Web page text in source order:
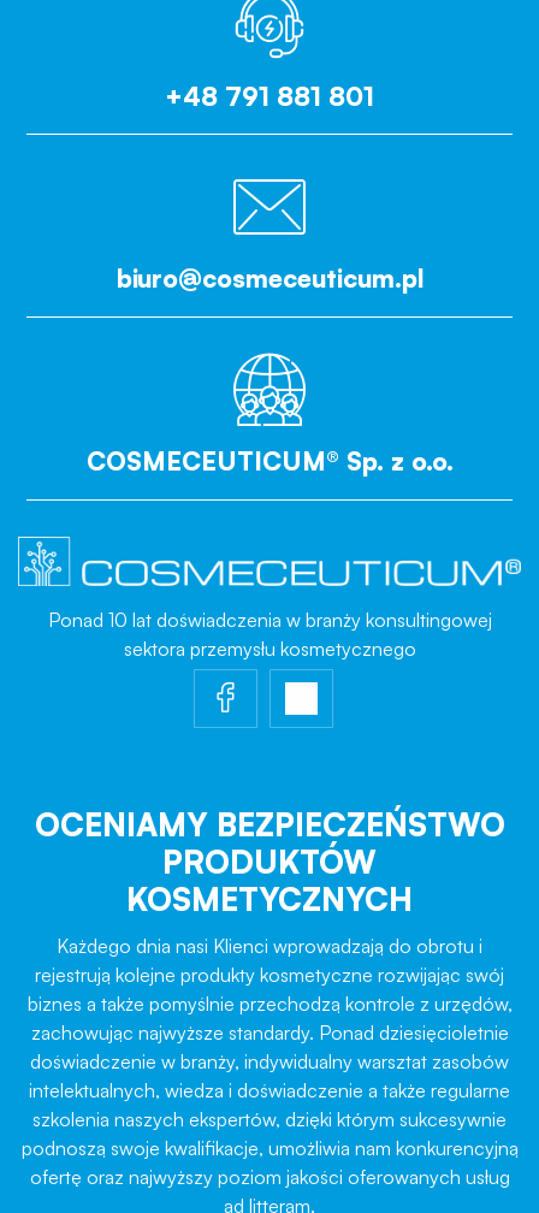
+48 791 881 801
biuro@cosmeceuticum.pl
COSMECEUTICUM® Sp. z o.o.
Ponad 10 lat doświadczenia w branży konsultingowej
sektora przemysłu kosmetycznego
OCENIAMY BEZPIECZEŃSTWO
PRODUKTÓW
KOSMETYCZNYCH
Każdego dnia nasi Klienci wprowadzają do obrotu i
rejestrują kolejne produkty kosmetyczne rozwijając swój
biznes a także pomyślnie przechodzą kontrole z urzędów,
zachowując najwyższe standardy. Ponad dziesięcioletnie
doświadczenie w branży, indywidualny warsztat zasobów
intelektualnych, wiedza i doświadczenie a także regularne
szkolenia naszych ekspertów, dzięki którym sukcesywnie
podnoszą swoje kwalifikacje, umożliwia nam konkurencyjną
ofertę oraz najwyższy poziom jakości oferowanych usług
ad litteram.